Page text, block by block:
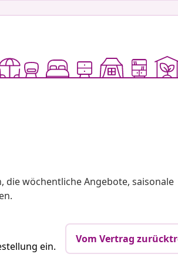
die wöchentliche Angebote, saisonale
ein.
Vom Vertrag